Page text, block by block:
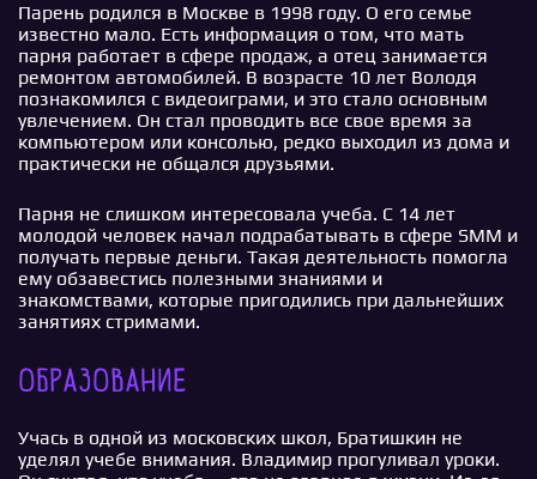
Парень родился в Москве в 1998 году. О его семье
известно мало. Есть информация о том, что мать
парня работает в сфере продаж, а отец занимается
ремонтом автомобилей. В возрасте 10 лет Володя
познакомился с видеоиграми, и это стало основным
увлечением. Он стал проводить все свое время за
компьютером или консолью, редко выходил из дома и
практически не общался друзьями.
Парня не слишком интересовала учеба. С 14 лет
молодой человек начал подрабатывать в сфере SMM и
получать первые деньги. Такая деятельность помогла
ему обзавестись полезными знаниями и
знакомствами, которые пригодились при дальнейших
занятиях стримами.
Образование
Учась в одной из московских школ, Братишкин не
уделял учебе внимания. Владимир прогуливал уроки.